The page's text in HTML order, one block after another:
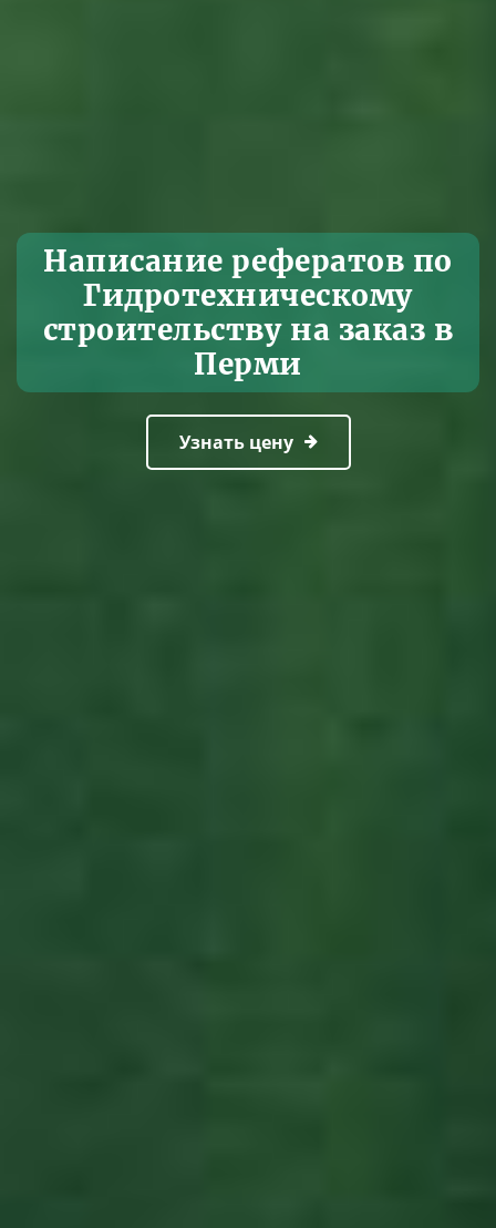
Написание рефератов по
Гидротехническому
строительству на заказ в
Перми
Узнать цену